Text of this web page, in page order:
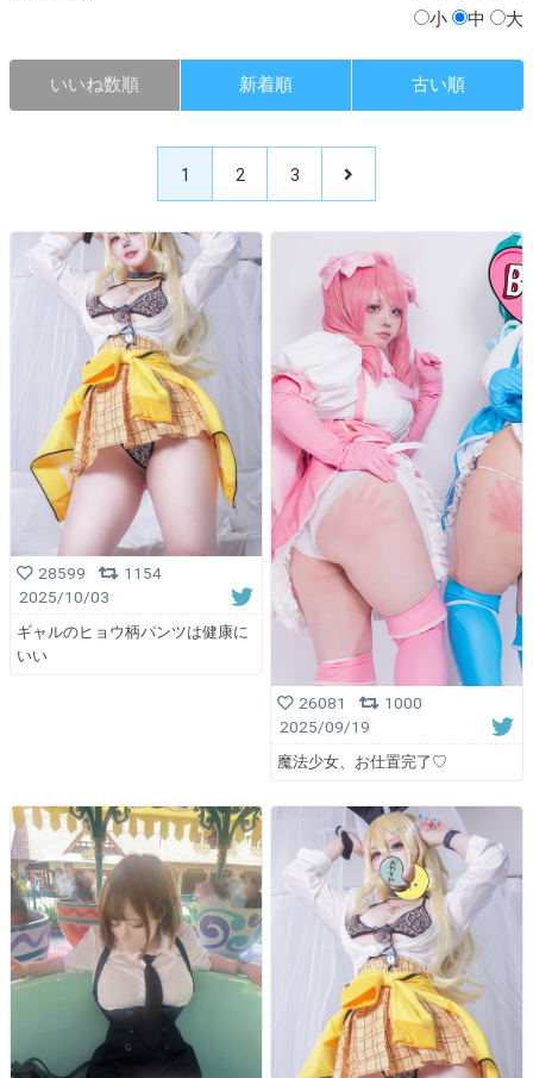
小
中 大
いいね数順 新着順 古い順
1 2 3
28599
1154
2025/10/03
ギャルのヒョウ柄パンツは健康に
いい
26081
1000
2025/09/19
魔法少女、お仕置完了♡